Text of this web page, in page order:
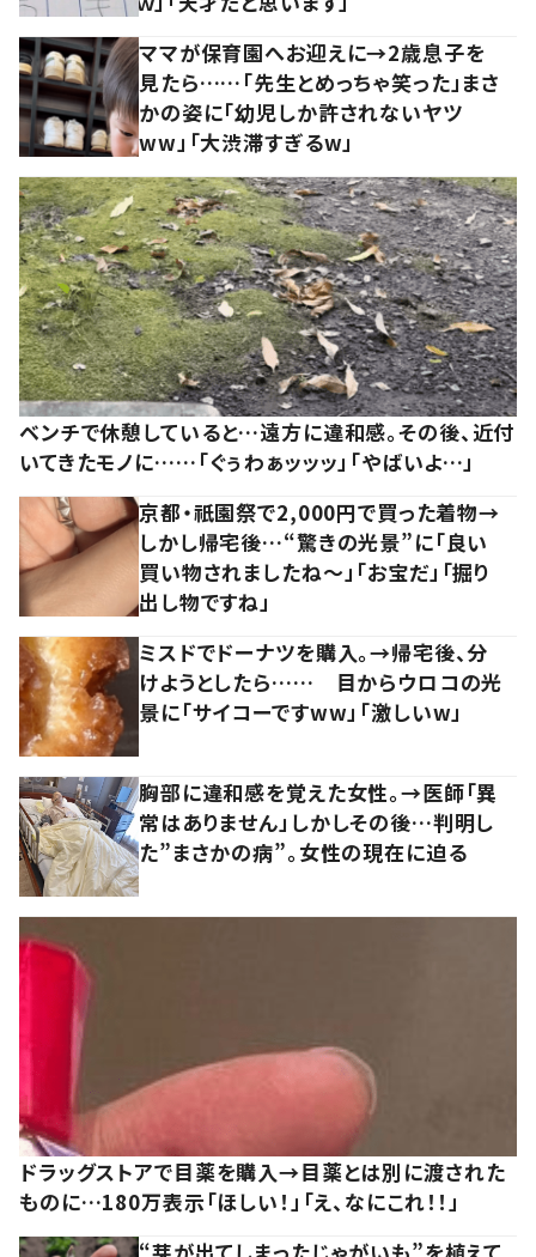
ママが保育園へお迎えに→2歳息子を
見たら……「先生とめっちゃ笑った」まさ
かの姿に「幼児しか許されないヤツ
ww」「大渋滞すぎるw」
ベンチで休憩していると…遠方に違和感。その後、近付
いてきたモノに……「ぐぅわぁッッッ」「やばいよ…」
京都・祇園祭で2,000円で買った着物→
しかし帰宅後…“驚きの光景”に「良い
買い物されましたね～」「お宝だ」「掘り
出し物ですね」
ミスドでドーナツを購入。→帰宅後、分
けようとしたら…… 目からウロコの光
景に「サイコーですww」「激しいw」
胸部に違和感を覚えた女性。→医師「異
常はありません」しかしその後…判明し
た”まさかの病”。女性の現在に迫る
ドラッグストアで目薬を購入→目薬とは別に渡された
ものに…180万表示「ほしい！」「え、なにこれ！！」